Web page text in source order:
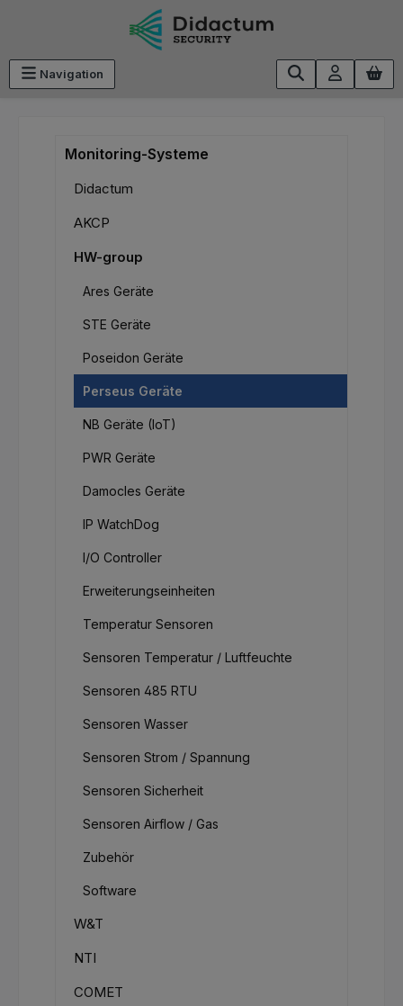
Zum Hauptinhalt springen
Navigation
Monitoring-Systeme
Didactum
AKCP
HW-group
Ares Geräte
STE Geräte
Poseidon Geräte
Perseus Geräte
NB Geräte (IoT)
PWR Geräte
Damocles Geräte
IP WatchDog
I/O Controller
Erweiterungseinheiten
Temperatur Sensoren
Sensoren Temperatur / Luftfeuchte
Sensoren 485 RTU
Sensoren Wasser
Sensoren Strom / Spannung
Sensoren Sicherheit
Sensoren Airflow / Gas
Zubehör
Software
W&T
NTI
COMET